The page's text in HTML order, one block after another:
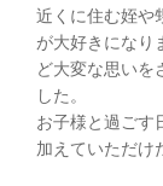
近くに住む姪や
が大好きになり
ど大変な思いを
した。
お子様と過ごす
加えていただけ